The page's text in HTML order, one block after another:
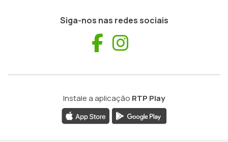
Siga-nos nas redes sociais
Facebook
Instale a aplicação RTP Play